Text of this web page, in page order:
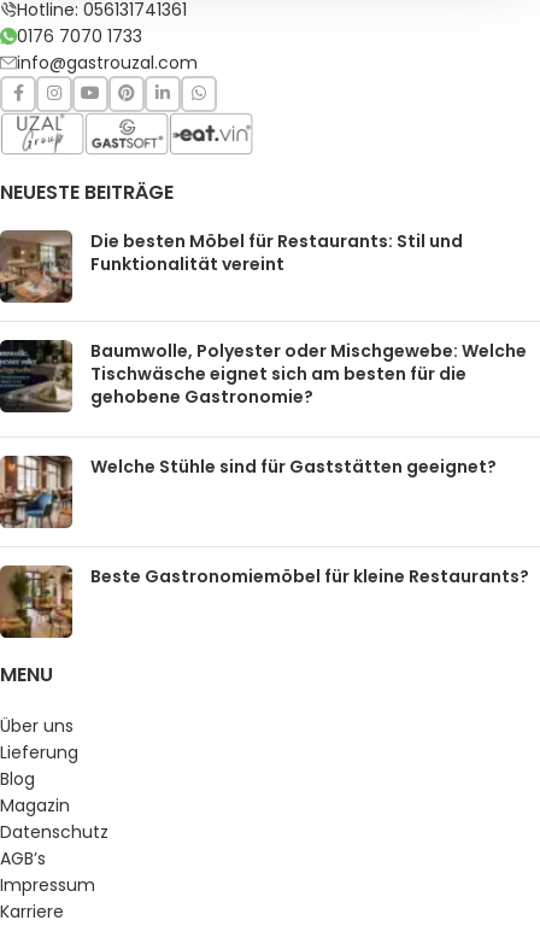
Hotline: 056131741361
0176 7070 1733
info@gastrouzal.com
NEUESTE BEITRÄGE
Die besten Möbel für Restaurants: Stil und
Funktionalität vereint
Baumwolle, Polyester oder Mischgewebe: Welche
Tischwäsche eignet sich am besten für die
gehobene Gastronomie?
Welche Stühle sind für Gaststätten geeignet?
Beste Gastronomiemöbel für kleine Restaurants?
MENU
Über uns
Lieferung
Blog
Magazin
Datenschutz
AGB’s
Impressum
Karriere